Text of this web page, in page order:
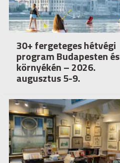
30+ fergeteges hétvégi
program Budapesten és
környékén – 2026.
augusztus 5-9.